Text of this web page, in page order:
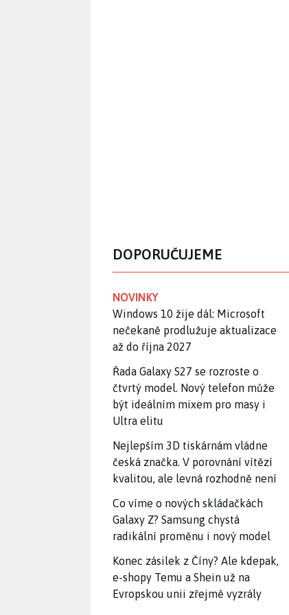
DOPORUČUJEME
NOVINKY
Windows 10 žije dál: Microsoft
nečekaně prodlužuje aktualizace
až do října 2027
Řada Galaxy S27 se rozroste o
čtvrtý model. Nový telefon může
být ideálním mixem pro masy i
Ultra elitu
Nejlepším 3D tiskárnám vládne
česká značka. V porovnání vítězí
kvalitou, ale levná rozhodně není
Co víme o nových skládačkách
Galaxy Z? Samsung chystá
radikální proměnu i nový model
Konec zásilek z Číny? Ale kdepak,
e-shopy Temu a Shein už na
Evropskou unii zřejmě vyzrály